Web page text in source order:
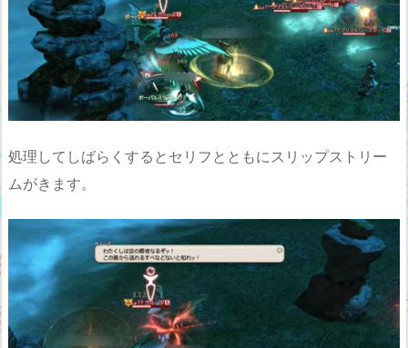
処理してしばらくするとセリフとともにスリップストリー
ムがきます。